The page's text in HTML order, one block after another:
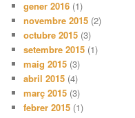
gener 2016 (1)
novembre 2015 (2)
octubre 2015 (3)
setembre 2015 (1)
maig 2015 (3)
abril 2015 (4)
març 2015 (3)
febrer 2015 (1)